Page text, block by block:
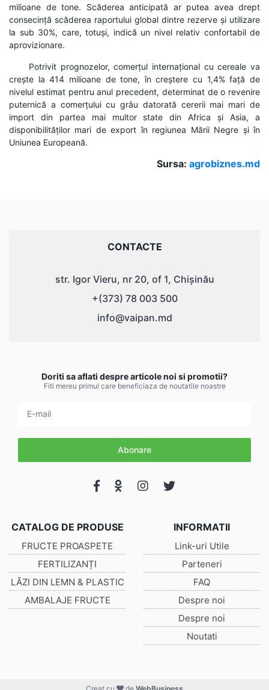
milioane de tone. Scăderea anticipată ar putea avea drept
consecință scăderea raportului global dintre rezerve și utilizare
la sub 30%, care, totuși, indică un nivel relativ confortabil de
aprovizionare.
Potrivit prognozelor, comerțul internațional cu cereale va
crește la 414 milioane de tone, în creștere cu 1,4% față de
nivelul estimat pentru anul precedent, determinat de o revenire
puternică a comerțului cu grâu datorată cererii mai mari de
import din partea mai multor state din Africa și Asia, a
disponibilităților mari de export în regiunea Mării Negre și în
Uniunea Europeană.
Sursa: agrobiznes.md
CATALOG DE PRODUSE
FRUCTE PROASPETE
FERTILIZANȚI
LĂZI DIN LEMN & PLASTIC
AMBALAJE FRUCTE
INFORMATII
Link-uri Utile
Parteneri
FAQ
Despre noi
Despre noi
Noutati
CONTACTE
str. Igor Vieru, nr 20, of 1, Chișinău
+(373) 78 003 500
info@vaipan.md
Doriti sa aflati despre articole noi si promotii?
Fiti mereu primul care beneficiaza de noutatile noastre
Abonare